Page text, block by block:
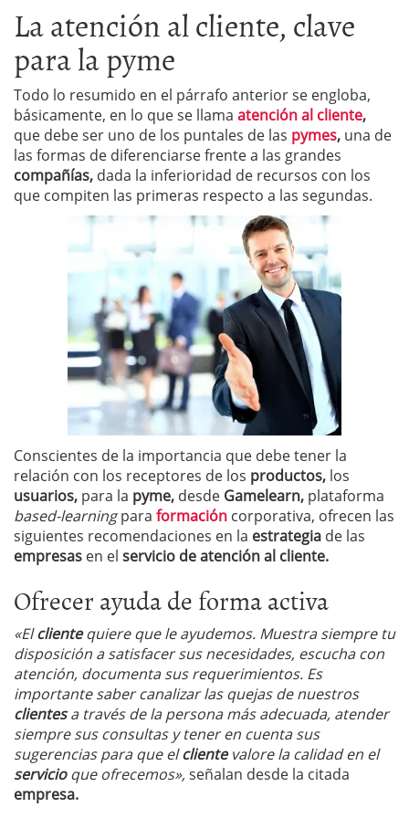
La atención al cliente, clave
para la pyme
Todo lo resumido en el párrafo anterior se engloba,
básicamente, en lo que se llama atención al cliente,
que debe ser uno de los puntales de las pymes, una de
las formas de diferenciarse frente a las grandes
compañías, dada la inferioridad de recursos con los
que compiten las primeras respecto a las segundas.
Conscientes de la importancia que debe tener la
relación con los receptores de los productos, los
usuarios, para la pyme, desde Gamelearn, plataforma
based-learningpara formación corporativa, ofrecen las
siguientes recomendaciones en la estrategia de las
empresas en el servicio deatención al cliente.
Ofrecer ayuda de forma activa
«Elclientequiere que le ayudemos. Muestra siempre tu
disposición a satisfacer sus necesidades, escucha con
atención, documenta sus requerimientos. Es
importante saber canalizar las quejas de nuestros
clientesa través de la persona más adecuada, atender
siempre sus consultas y tener en cuenta sus
sugerencias para que elclientevalore la calidad en el
servicioque ofrecemos»,señalan desde la citada
empresa.